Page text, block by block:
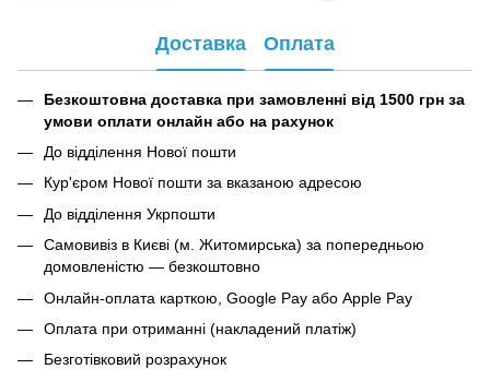
Доставка Оплата
Безкоштовна доставка при замовленні від 1500 грн за
умови оплати онлайн або на рахунок
До відділення Нової пошти
Кур'єром Нової пошти за вказаною адресою
До відділення Укрпошти
Самовивіз в Києві (м. Житомирська) за попередньою
домовленістю — безкоштовно
Онлайн-оплата карткою, Google Pay або Apple Pay
Оплата при отриманні (накладений платіж)
Безготівковий розрахунок